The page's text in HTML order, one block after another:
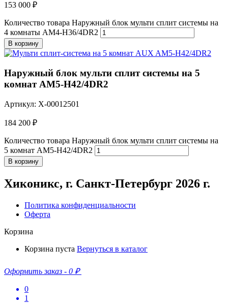
153 000 ₽
Количество товара Наружный блок мульти сплит системы на
4 комнаты AM4-H36/4DR2
В корзину
Наружный блок мульти сплит системы на 5
комнат AM5-H42/4DR2
Артикул: X-00012501
184 200 ₽
Количество товара Наружный блок мульти сплит системы на
5 комнат AM5-H42/4DR2
В корзину
Хиконикс, г. Санкт-Петербург 2026 г.
Политика конфиденциальности
Оферта
Корзина
Корзина пуста Вернуться в каталог
Оформить заказ - 0 ₽
0
1